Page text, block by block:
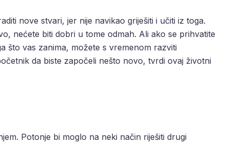
nove stvari, jer nije navikao griješiti i učiti iz toga.
nećete biti dobri u tome odmah. Ali ako se prihvatite
što vas zanima, možete s vremenom razviti
da biste započeli nešto novo, tvrdi ovaj životni
Potonje bi moglo na neki način riješiti drugi